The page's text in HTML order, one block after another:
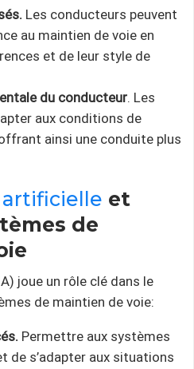
Les conducteurs peuvent
au maintien de voie en
et de leur style de
du conducteur. Les
aux conditions de
ainsi une conduite plus
et
de
joue un rôle clé dans le
de maintien de voie:
Permettre aux systèmes
de s’adapter aux situations